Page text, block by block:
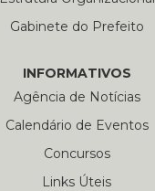
Gabinete do Prefeito
INFORMATIVOS
Agência de Notícias
Calendário de Eventos
Concursos
Links Úteis